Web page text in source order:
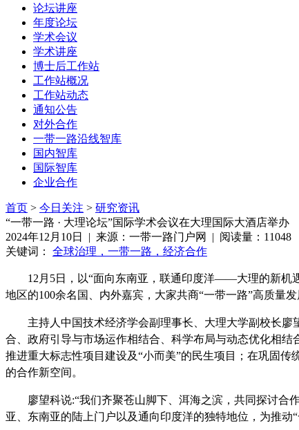
论坛讲座
年度论坛
学术会议
学术讲座
博士后工作站
工作站概况
工作站动态
通知公告
对外合作
一带一路沿线智库
国内智库
国际智库
企业合作
首页 > 今日关注 > 研究资讯
​“一带一路 · 大理论坛”国际学术会议在大理国际大酒店举办
2024年12月10日 | 来源：一带一路门户网 | 阅读量：11048
关键词： 全球治理，一带一路，经济合作
12 月 5日，以“面向东南亚，联通印度洋——大理的新机
地区的100余名国、内外嘉宾，大家共商“一带一路”高质量
主持人中国技术经济学会副理事长、大理大学副校长
合、政府引导与市场运作相结合、科学布局与动态优化相
推进重大标志性项目建设及“小而美”的民生项目；在巩固
的合作新空间。
廖望科说:“我们齐聚苍山脚下、洱海之滨，共同探讨合
亚、东南亚的陆上门户以及通向印度洋的独特地位，为推动